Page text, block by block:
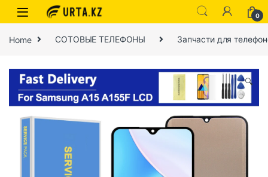
0
Home СОТОВЫЕ ТЕЛЕФОНЫ Запчасти для
🔍